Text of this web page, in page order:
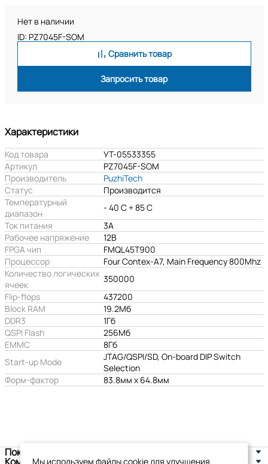
Нет в наличии
ID: PZ7045F-SOM
Сравнить товар
Запросить товар
Характеристики
Код товара
УТ-05533355
Артикул
PZ7045F-SOM
Производитель
PuzhiTech
Статус
Производится
Температурный
диапазон
- 40 С + 85 С
Ток питания
3А
Рабочее напряжение
12В
FPGA чип
FMQL45T900
Процессор
Four Contex-A7, Main Frequency 800Mhz
Количество логических
ячеек
350000
Flip-flops
437200
Block RAM
19.2Мб
DDR3
1Гб
QSPI Flash
256Мб
EMMC
8Гб
Start-up Mode
JTAG/QSPI/SD, On-board DIP Switch
Selection
Форм-фактор
83.8мм x 64.8мм
Покупателям
Мы используем файлы cookie для улучшения